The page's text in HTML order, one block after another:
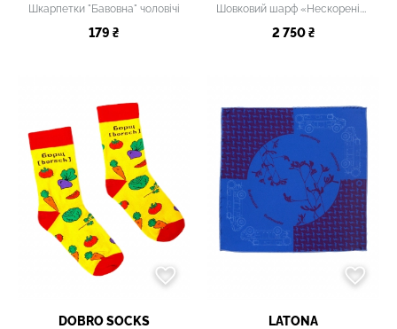
Шкарпетки "Бавовна" чоловічі
179 ₴
Шовковий шарф «Нескорені.Час героїв», 20х140 см
2 750 ₴
DOBRO SOCKS LATONA